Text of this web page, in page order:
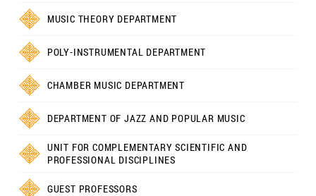
MUSIC THEORY DEPARTMENT
POLY-INSTRUMENTAL DEPARTMENT
CHAMBER MUSIC DEPARTMENT
DEPARTMENT OF JAZZ AND POPULAR MUSIC
UNIT FOR COMPLEMENTARY SCIENTIFIC AND
PROFESSIONAL DISCIPLINES
GUEST PROFESSORS